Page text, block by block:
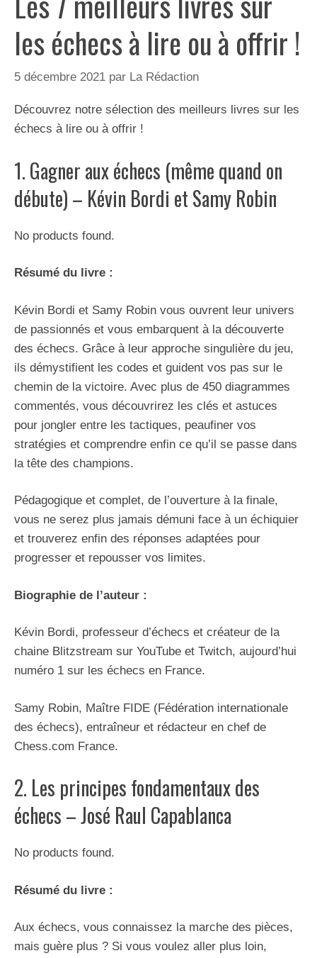
les échecs à lire ou à offrir !
5 décembre 2021 par La Rédaction
Découvrez notre sélection des meilleurs livres sur les
échecs à lire ou à offrir !
1. Gagner aux échecs (même quand on
débute) – Kévin Bordi et Samy Robin
No products found.
Résumé du livre :
Kévin Bordi et Samy Robin vous ouvrent leur univers
de passionnés et vous embarquent à la découverte
des échecs. Grâce à leur approche singulière du jeu,
ils démystifient les codes et guident vos pas sur le
chemin de la victoire. Avec plus de 450 diagrammes
commentés, vous découvrirez les clés et astuces
pour jongler entre les tactiques, peaufiner vos
stratégies et comprendre enfin ce qu’il se passe dans
la tête des champions.
Pédagogique et complet, de l’ouverture à la finale,
vous ne serez plus jamais démuni face à un échiquier
et trouverez enfin des réponses adaptées pour
progresser et repousser vos limites.
Biographie de l’auteur :
Kévin Bordi, professeur d’échecs et créateur de la
chaine Blitzstream sur YouTube et Twitch, aujourd’hui
numéro 1 sur les échecs en France.
Samy Robin, Maître FIDE (Fédération internationale
des échecs), entraîneur et rédacteur en chef de
Chess.com France.
2. Les principes fondamentaux des
échecs – José Raul Capablanca
No products found.
Résumé du livre :
Aux échecs, vous connaissez la marche des pièces,
mais guère plus ? Si vous voulez aller plus loin,